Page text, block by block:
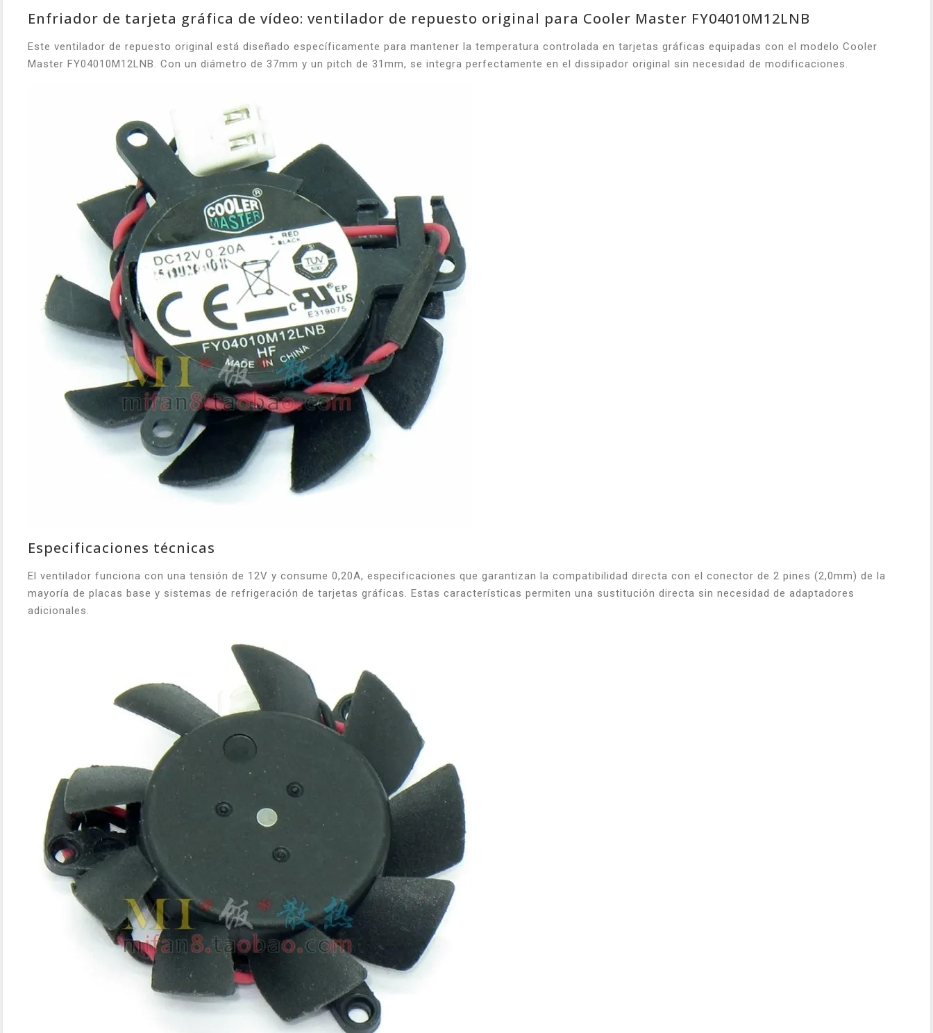
Enfriador de tarjeta gráfica de vídeo: ventilador de repuesto original para Cooler Master FY04010M12LNB
Este ventilador de repuesto original está diseñado específicamente para mantener la temperatura controlada en tarjetas gráficas equipadas con el modelo Cooler
Master FY04010M12LNB. Con un diámetro de 37mm y un pitch de 31mm, se integra perfectamente en el dissipador original sin necesidad de modificaciones.
Especificaciones técnicas
El ventilador funciona con una tensión de 12V y consume 0,20A, especificaciones que garantizan la compatibilidad directa con el conector de 2 pines (2,0mm) de la
mayoría de placas base y sistemas de refrigeración de tarjetas gráficas. Estas características permiten una sustitución directa sin necesidad de adaptadores
adicionales.